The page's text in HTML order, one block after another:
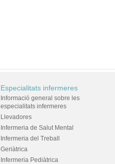
Especialitats infermeres
Informació general sobre les
especialitats infermeres
Llevadores
Infermeria de Salut Mental
Infermeria del Treball
Geriàtrica
Infermeria Pediàtrica